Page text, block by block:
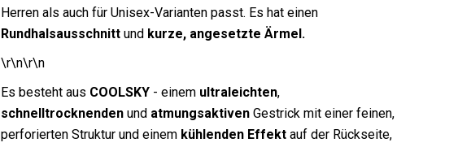
Herren als auch für Unisex-Varianten passt. Es hat einen
Rundhalsausschnittund kurze, angesetzte Ärmel.
\r\n\r\n
Es besteht aus COOLSKY- einem ultraleichten,
schnelltrocknendenund atmungsaktivenGestrick mit einer feinen,
perforierten Struktur und einem kühlenden Effektauf der Rückseite,